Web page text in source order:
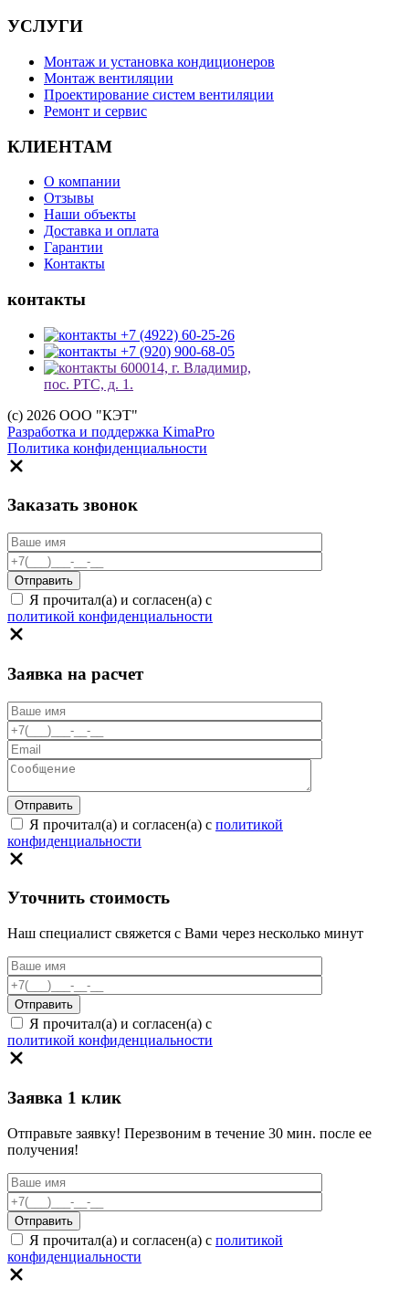
УСЛУГИ
Монтаж и установка кондиционеров
Монтаж вентиляции
Проектирование систем вентиляции
Ремонт и сервис
КЛИЕНТАМ
О компании
Отзывы
Наши объекты
Доставка и оплата
Гарантии
Контакты
контакты
+7 (4922) 60-25-26
+7 (920) 900-68-05
600014, г. Владимир,
пос. РТС, д. 1.
(c) 2026 ООО "КЭТ"
Разработка и поддержка KimaPro
Политика конфиденциальности
Заказать звонок
Я прочитал(а) и согласен(а) с
политикой конфиденциальности
Заявка на расчет
Я прочитал(а) и согласен(а) с политикой
конфиденциальности
Уточнить стоимость
Наш специалист свяжется с Вами через несколько минут
Я прочитал(а) и согласен(а) с
политикой конфиденциальности
Заявка 1 клик
Отправьте заявку! Перезвоним в течение 30 мин. после ее
получения!
Я прочитал(а) и согласен(а) с политикой
конфиденциальности